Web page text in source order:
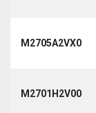
M2705A2VX0
M2701H2V00